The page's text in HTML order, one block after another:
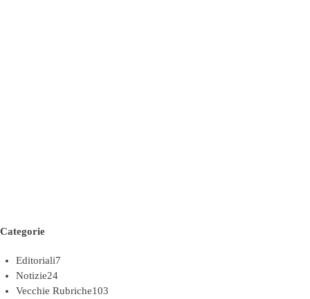
Categorie
Editoriali7
Notizie24
Vecchie Rubriche103